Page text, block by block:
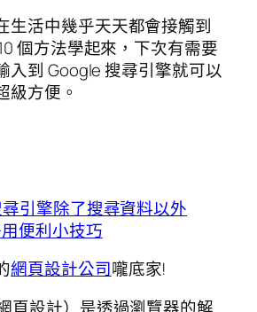
生活中幾乎天天都會接觸到
個方法學起來，下次有需要
入到 Google 搜尋引擎就可以
級方便。
引擎除了搜尋資料以外
便利小技巧
網頁設計公司嚨底家!
頁設計）是透過瀏覽器的解